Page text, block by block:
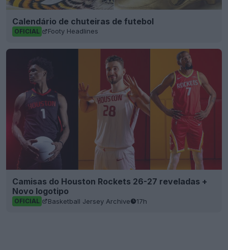
Calendário de chuteiras de futebol
OFICIAL Footy Headlines
Camisas do Houston Rockets 26-27 reveladas +
Novo logotipo
OFICIAL Basketball Jersey Archive 17h